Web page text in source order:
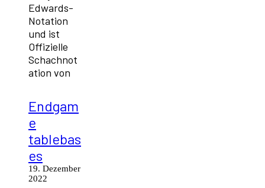
Edwards-
Notation
und ist
Offizielle
Schachnot
ation von
Endgam
e
tablebas
es
19. Dezember
2022